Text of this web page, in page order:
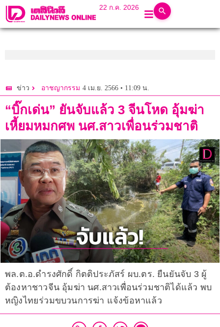
22 ก.ค. 2026
ข่าว อาชญากรรม 4 เม.ย. 2566 • 11:09 น.
“บิ๊กเด่น” ยันจับแล้ว 3 จีนโหด อุ้มฆ่า
เหี้ยมหมกศพ นศ.สาวเพื่อนร่วมชาติ
พล.ต.อ.ดำรงศักดิ์ กิตติประภัสร์ ผบ.ตร. ยืนยันจับ 3 ผู้
ต้องหาชาวจีน อุ้มฆ่า นศ.สาวเพื่อนร่วมชาติได้แล้ว พบ
หญิงไทยร่วมขบวนการฆ่า แจ้งข้อหาแล้ว